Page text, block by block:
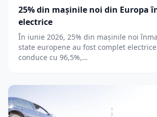
25% din mașinile noi din Europa
electrice
În iunie 2026, 25% din mașinile noi
state europene au fost complet
conduce cu 96,5%,…